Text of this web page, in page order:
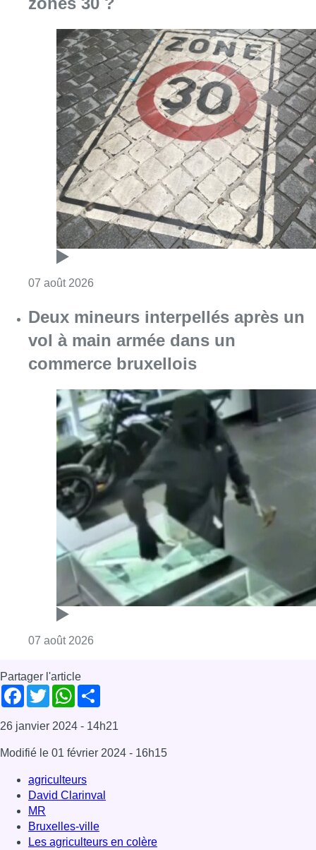
07 août 2026
Deux mineurs interpellés après un
vol à main armée dans un
commerce bruxellois
07 août 2026
Partager l'article
Facebook
TwitterWhatsApp
26 janvier 2024 - 14h21
Modifié le 01 février 2024 - 16h15
agriculteurs
David Clarinval
MR
Bruxelles-ville
Les agriculteurs en colère